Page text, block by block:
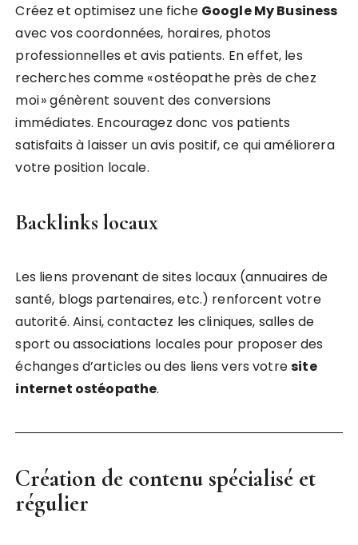
Créez et optimisez une fiche Google My Business
avec vos coordonnées, horaires, photos
professionnelles et avis patients. En effet, les
recherches comme « ostéopathe près de chez
moi » génèrent souvent des conversions
immédiates. Encouragez donc vos patients
satisfaits à laisser un avis positif, ce qui améliorera
votre position locale.
Backlinks locaux
Les liens provenant de sites locaux (annuaires de
santé, blogs partenaires, etc.) renforcent votre
autorité. Ainsi, contactez les cliniques, salles de
sport ou associations locales pour proposer des
échanges d’articles ou des liens vers votresite
internet ostéopathe.
Création de contenu spécialisé et
régulier